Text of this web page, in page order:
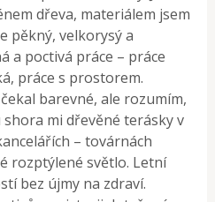
dřeva, materiálem jsem
pěkný, velkorysý a
a poctivá práce – práce
práce s prostorem.
barevné, ale rozumím,
mi dřevěné terásky v
– továrnách
rozptýlené světlo. Letní
bez újmy na zdraví.